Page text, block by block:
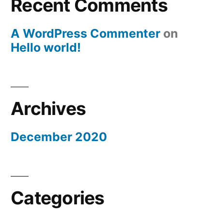
Recent Comments
A WordPress Commenter on
Hello world!
Archives
December 2020
Categories